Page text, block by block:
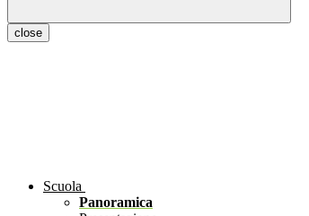
close
Scuola
Panoramica